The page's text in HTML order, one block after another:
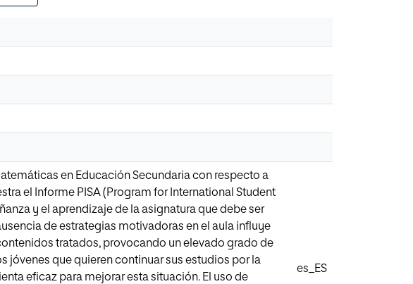
en Educación Secundaria con respecto a
el Informe PISA (Program for International Student
y el aprendizaje de la asignatura que debe ser
de estrategias motivadoras en el aula influye
tratados, provocando un elevado grado de
que quieren continuar sus estudios por la
eficaz para mejorar esta situación. El uso de
es_ES